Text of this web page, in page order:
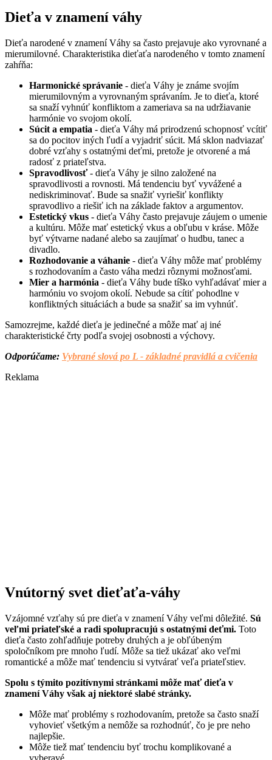
Dieťa v znamení váhy
Dieťa narodené v znamení Váhy sa často prejavuje ako vyrovnané a
mierumilovné. Charakteristika dieťaťa narodeného v tomto znamení
zahŕňa:
Harmonické správanie - dieťa Váhy je známe svojím
mierumilovným a vyrovnaným správaním. Je to dieťa, ktoré
sa snaží vyhnúť konfliktom a zameriava sa na udržiavanie
harmónie vo svojom okolí.
Súcit a empatia - dieťa Váhy má prirodzenú schopnosť vcítiť
sa do pocitov iných ľudí a vyjadriť súcit. Má sklon nadviazať
dobré vzťahy s ostatnými deťmi, pretože je otvorené a má
radosť z priateľstva.
Spravodlivosť- dieťa Váhy je silno založené na
spravodlivosti a rovnosti. Má tendenciu byť vyvážené a
nediskriminovať. Bude sa snažiť vyriešiť konflikty
spravodlivo a riešiť ich na základe faktov a argumentov.
Estetický vkus - dieťa Váhy často prejavuje záujem o umenie
a kultúru. Môže mať estetický vkus a obľubu v kráse. Môže
byť výtvarne nadané alebo sa zaujímať o hudbu, tanec a
divadlo.
Rozhodovanie a váhanie - dieťa Váhy môže mať problémy
s rozhodovaním a často váha medzi rôznymi možnosťami.
Mier a harmónia - dieťa Váhy bude tíško vyhľadávať mier a
harmóniu vo svojom okolí. Nebude sa cítiť pohodlne v
konfliktných situáciách a bude sa snažiť sa im vyhnúť.
Samozrejme, každé dieťa je jedinečné a môže mať aj iné
charakteristické črty podľa svojej osobnosti a výchovy.
Odporúčame: Vybrané slová po L - základné pravidlá a cvičenia
Reklama
Vnútorný svet dieťaťa-váhy
Vzájomné vzťahy sú pre dieťa v znamení Váhy veľmi dôležité. Sú
veľmi priateľské a radi spolupracujú s ostatnými deťmi. Toto
dieťa často zohľadňuje potreby druhých a je obľúbeným
spoločníkom pre mnoho ľudí. Môže sa tiež ukázať ako veľmi
romantické a môže mať tendenciu si vytvárať veľa priateľstiev.
Spolu s týmito pozitívnymi stránkami môže mať dieťa v
znamení Váhy však aj niektoré slabé stránky.
Môže mať problémy s rozhodovaním, pretože sa často snaží
vyhovieť všetkým a nemôže sa rozhodnúť, čo je pre neho
najlepšie.
Môže tiež mať tendenciu byť trochu komplikované a
vyberavé.